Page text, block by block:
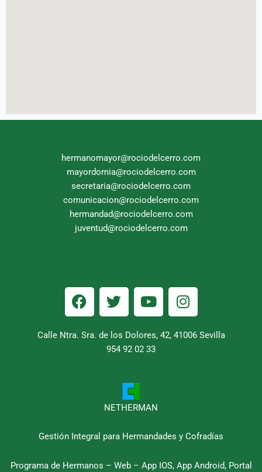
hermanomayor@rociodelcerro.com
mayordomia@rociodelcerro.com
secretaria@rociodelcerro.com
comunicacion@rociodelcerro.com
hermandad@rociodelcerro.com
juventud@rociodelcerro.com
F
a
e
T
w
t
t
Y
o
t
u
I
n
t
Calle Ntra. Sra. de los Dolores, 42, 41006 Sevilla
954 92 02 33
NETHERMAN
Gestión Integral para Hermandades y Cofradías
Programa de Hermanos – Web – App IOS, App Android, Portal